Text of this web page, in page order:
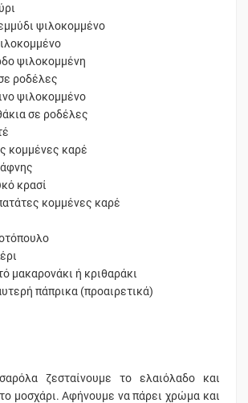
ψιλοκομμένο
ψιλοκομμένη
ροδέλες
ψιλοκομμένο
σε ροδέλες
κομμένες καρέ
κρασί
κομμένες καρέ
μακαρονάκι ή κριθαράκι
πάπρικα (προαιρετικά)
ζεσταίνουμε το ελαιόλαδο και
μοσχάρι. Αφήνουμε να πάρει χρώμα και